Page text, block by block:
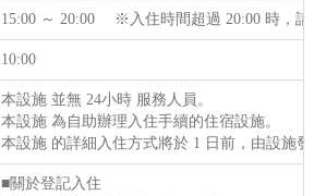
15:00 ～ 20:00 ※入住時間超過 20:00 時，請
10:00
本設施 並無 24小時 服務人員。
本設施 為自助辦理入住手續的住宿設施。
本設施 的詳細入住方式將於 1 日前，由設施
■關於登記入住